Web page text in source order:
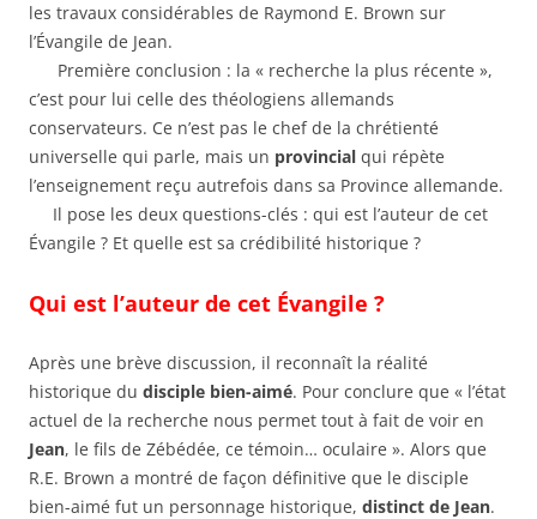
les travaux considérables de Raymond E. Brown sur
l’Évangile de Jean.
Première conclusion : la « recherche la plus récente »,
c’est pour lui celle des théologiens allemands
conservateurs. Ce n’est pas le chef de la chrétienté
universelle qui parle, mais un provincial qui répète
l’enseignement reçu autrefois dans sa Province allemande.
Il pose les deux questions-clés : qui est l’auteur de cet
Évangile ? Et quelle est sa crédibilité historique ?
Qui est l’auteur de cet Évangile ?
Après une brève discussion, il reconnaît la réalité
historique du disciple bien-aimé. Pour conclure que « l’état
actuel de la recherche nous permet tout à fait de voir en
Jean, le fils de Zébédée, ce témoin… oculaire ». Alors que
R.E. Brown a montré de façon définitive que le disciple
bien-aimé fut un personnage historique, distinct de Jean.